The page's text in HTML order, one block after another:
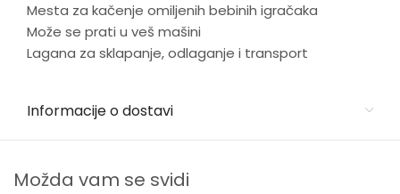
Mesta za kačenje omiljenih bebinih igračaka
Može se prati u veš mašini
Lagana za sklapanje, odlaganje i transport
Informacije o dostavi
Možda vam se svidi